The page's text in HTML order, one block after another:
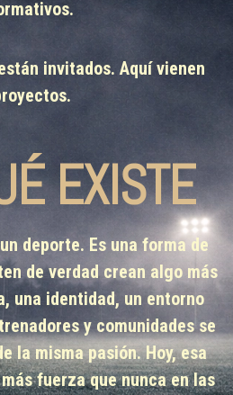
invitados. Aquí vienen
EXISTE
deporte. Es una forma de
de verdad crean algo más
una identidad, un entorno
y comunidades se
la misma pasión. Hoy, esa
fuerza que nunca en las